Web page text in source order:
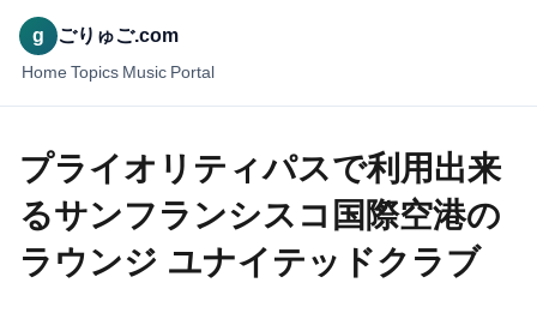
g ごりゅご.com
Home Topics Music Portal
プライオリティパスで利用出来
るサンフランシスコ国際空港の
ラウンジ ユナイテッドクラブ